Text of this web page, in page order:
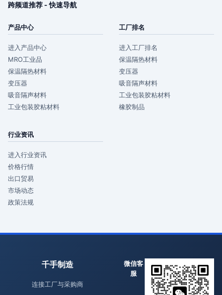
跨频道推荐 - 快速导航
产品中心
进入产品中心
MRO工业品
保温隔热材料
变压器
吸音隔声材料
工业包装胶粘材料
工厂排名
进入工厂排名
保温隔热材料
变压器
吸音隔声材料
工业包装胶粘材料
橡胶制品
行业资讯
进入行业资讯
价格行情
出口贸易
市场动态
政策法规
千手制造
连接工厂与采购商
微信客
服